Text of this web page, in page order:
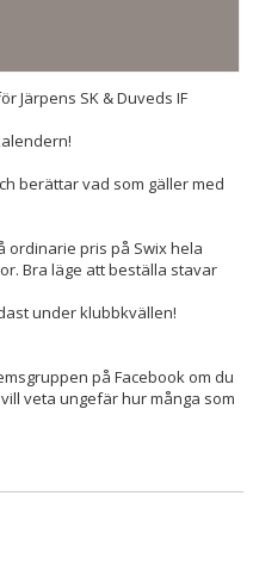
Järpens SK & Duveds IF
berättar vad som gäller med
ordinarie pris på Swix hela
Bra läge att beställa stavar
under klubbkvällen!
på Facebook om du
veta ungefär hur många som